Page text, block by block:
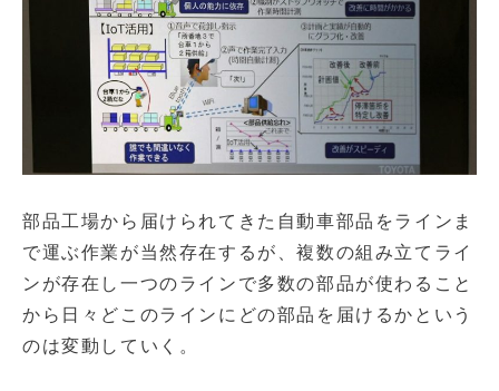
部品工場から届けられてきた自動車部品をラインま
で運ぶ作業が当然存在するが、複数の組み立てライ
ンが存在し一つのラインで多数の部品が使わること
から日々どこのラインにどの部品を届けるかという
のは変動していく。